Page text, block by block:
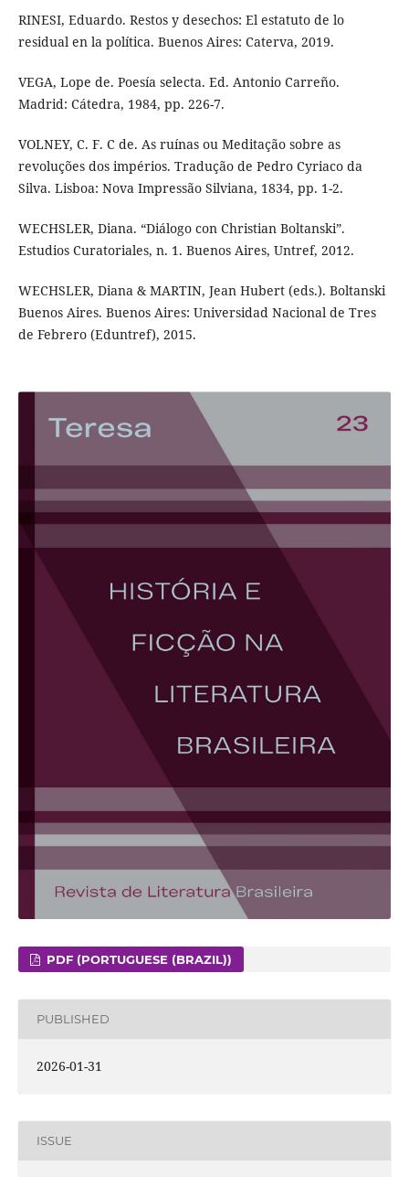
RINESI, Eduardo. Restos y desechos: El estatuto de lo
residual en la política. Buenos Aires: Caterva, 2019.
VEGA, Lope de. Poesía selecta. Ed. Antonio Carreño.
Madrid: Cátedra, 1984, pp. 226-7.
VOLNEY, C. F. C de. As ruínas ou Meditação sobre as
revoluções dos impérios. Tradução de Pedro Cyriaco da
Silva. Lisboa: Nova Impressão Silviana, 1834, pp. 1-2.
WECHSLER, Diana. “Diálogo con Christian Boltanski”.
Estudios Curatoriales, n. 1. Buenos Aires, Untref, 2012.
WECHSLER, Diana & MARTIN, Jean Hubert (eds.). Boltanski
Buenos Aires. Buenos Aires: Universidad Nacional de Tres
de Febrero (Eduntref), 2015.
PDF (PORTUGUESE (BRAZIL))
PUBLISHED
2026-01-31
ISSUE